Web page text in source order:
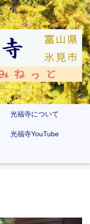
光福寺について
光福寺YouTube